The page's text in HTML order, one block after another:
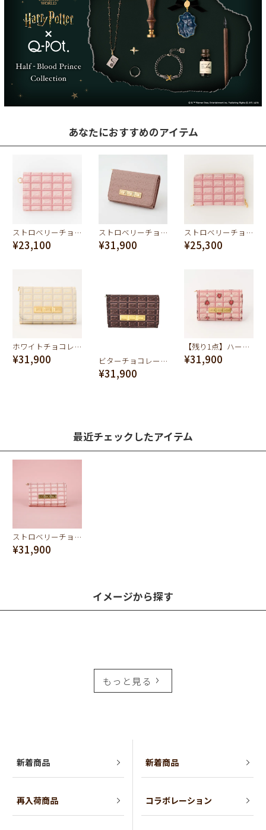
あなたにおすすめのアイテム
ストロベリーチョコレート フラップショートウォレット（財布）
¥23,100
ストロベリーチョコレートバー ショートウォレット（財布）
¥31,900
ストロベリーチョコレート コンパクト ラウンドファスナー ウォレット（財布）
¥25,300
ホワイトチョコレート ショートウォレット（財布）
¥31,900 ビターチョコレート ショートウォレット（財布）
¥31,900
【残り1点】ハートストロベリーチョコレート ショートウォレット（財布）
¥31,900
最近チェックしたアイテム
ストロベリーチョコレート ショートウォレット（財布）
¥31,900
イメージから探す
もっと見る
新着商品
再入荷商品
新着商品
コラボレーション